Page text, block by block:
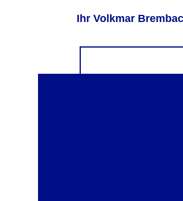
Ihr Volkmar